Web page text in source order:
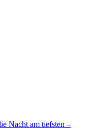
Nacht am tiefsten –